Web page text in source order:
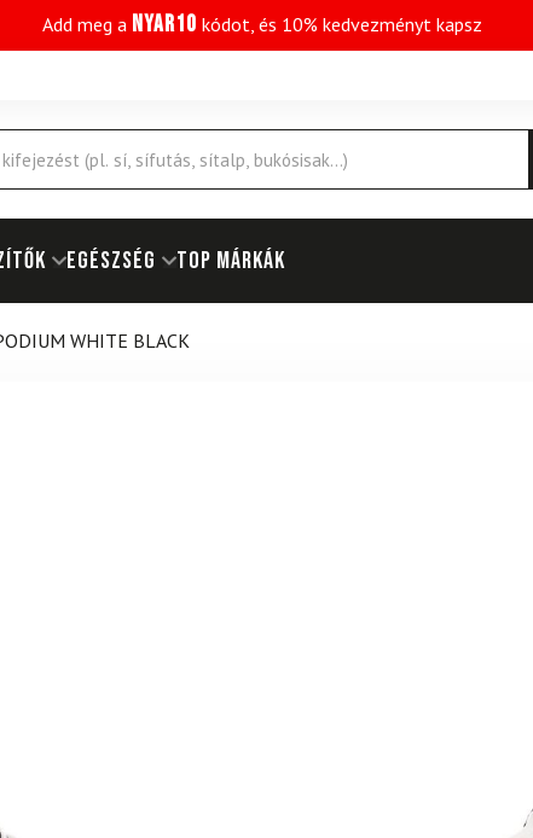
Add meg a NYAR10 kódot, és 10% kedvezményt kapsz
EGÉSZSÉG Top márkák
WHITE BLACK